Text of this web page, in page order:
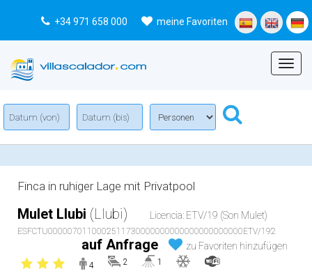
meine Favoriten
+34 971 658 000
Menu
Finca in ruhiger Lage mit Privatpool
Mulet Llubi (Llubi) Licencia: ETV/19 (Son Mulet)
ESFCTU0000070110002511730000000000000000000000ETV/192
auf Anfrage zu Favoriten hinzufügen
4 2 1